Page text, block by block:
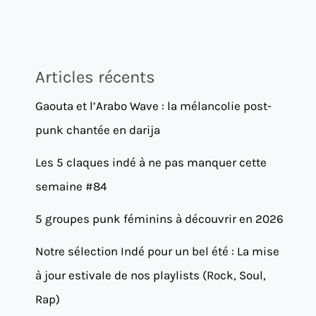
Articles récents
Gaouta et l’Arabo Wave : la mélancolie post-
punk chantée en darija
Les 5 claques indé à ne pas manquer cette
semaine #84
5 groupes punk féminins à découvrir en 2026
Notre sélection Indé pour un bel été : La mise
à jour estivale de nos playlists (Rock, Soul,
Rap)